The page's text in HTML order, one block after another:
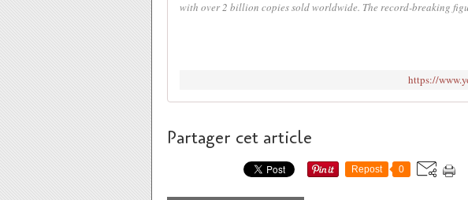
with over 2 billion copies sold worldwide. The record-breaking
https://
Partager cet article
Repost 0